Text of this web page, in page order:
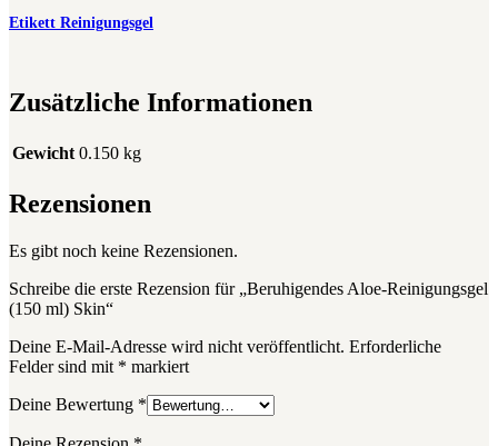
Etikett Reinigungsgel
Zusätzliche Informationen
Gewicht 0.150 kg
Rezensionen
Es gibt noch keine Rezensionen.
Schreibe die erste Rezension für „Beruhigendes Aloe-Reinigungsgel
(150 ml) Skin“
Deine E-Mail-Adresse wird nicht veröffentlicht. Erforderliche
Felder sind mit * markiert
Deine Bewertung *